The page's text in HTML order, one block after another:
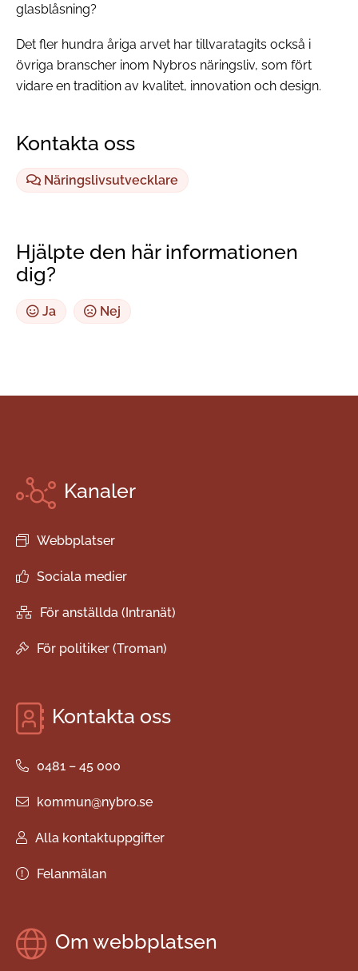
glasblåsning?
Det fler hundra åriga arvet har tillvaratagits också i
övriga branscher inom Nybros näringsliv, som fört
vidare en tradition av kvalitet, innovation och design.
Kontakta oss
Näringslivsutvecklare
Hjälpte den här informationen
dig?
Ja Nej
Kanaler
Webbplatser
Sociala medier
För anställda (Intranät)
För politiker (Troman)
Kontakta oss
0481 – 45 000
kommun@nybro.se
Alla kontaktuppgifter
Felanmälan
Om webbplatsen